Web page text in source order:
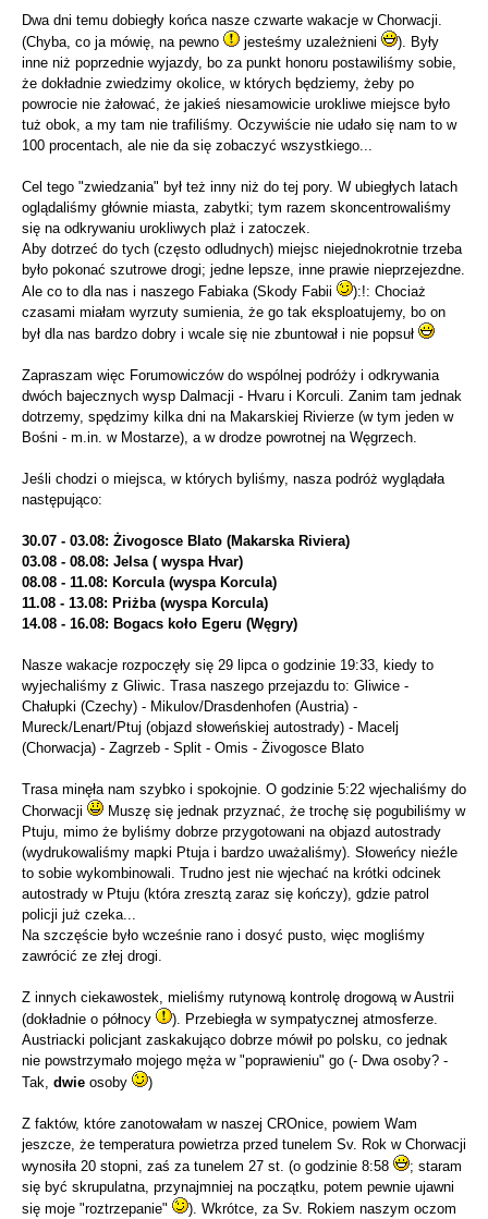
Dwa dni temu dobiegły końca nasze czwarte wakacje w Chorwacji.
(Chyba, co ja mówię, na pewno
jesteśmy uzależnieni
). Były
inne niż poprzednie wyjazdy, bo za punkt honoru postawiliśmy sobie,
że dokładnie zwiedzimy okolice, w których będziemy, żeby po
powrocie nie żałować, że jakieś niesamowicie urokliwe miejsce było
tuż obok, a my tam nie trafiliśmy. Oczywiście nie udało się nam to w
100 procentach, ale nie da się zobaczyć wszystkiego...
Cel tego "zwiedzania" był też inny niż do tej pory. W ubiegłych latach
oglądaliśmy głównie miasta, zabytki; tym razem skoncentrowaliśmy
się na odkrywaniu urokliwych plaż i zatoczek.
Aby dotrzeć do tych (często odludnych) miejsc niejednokrotnie trzeba
było pokonać szutrowe drogi; jedne lepsze, inne prawie nieprzejezdne.
Ale co to dla nas i naszego Fabiaka (Skody Fabii
):!: Chociaż
czasami miałam wyrzuty sumienia, że go tak eksploatujemy, bo on
był dla nas bardzo dobry i wcale się nie zbuntował i nie popsuł
Zapraszam więc Forumowiczów do wspólnej podróży i odkrywania
dwóch bajecznych wysp Dalmacji - Hvaru i Korculi. Zanim tam jednak
dotrzemy, spędzimy kilka dni na Makarskiej Rivierze (w tym jeden w
Bośni - m.in. w Mostarze), a w drodze powrotnej na Węgrzech.
Jeśli chodzi o miejsca, w których byliśmy, nasza podróż wyglądała
następująco:
30.07 - 03.08: Żivogosce Blato (Makarska Riviera)
03.08 - 08.08: Jelsa ( wyspa Hvar)
08.08 - 11.08: Korcula (wyspa Korcula)
11.08 - 13.08: Priżba (wyspa Korcula)
14.08 - 16.08: Bogacs koło Egeru (Węgry)
Nasze wakacje rozpoczęły się 29 lipca o godzinie 19:33, kiedy to
wyjechaliśmy z Gliwic. Trasa naszego przejazdu to: Gliwice -
Chałupki (Czechy) - Mikulov/Drasdenhofen (Austria) -
Mureck/Lenart/Ptuj (objazd słoweńskiej autostrady) - Macelj
(Chorwacja) - Zagrzeb - Split - Omis - Żivogosce Blato
Trasa minęła nam szybko i spokojnie. O godzinie 5:22 wjechaliśmy do
Chorwacji
Muszę się jednak przyznać, że trochę się pogubiliśmy w
Ptuju, mimo że byliśmy dobrze przygotowani na objazd autostrady
(wydrukowaliśmy mapki Ptuja i bardzo uważaliśmy). Słoweńcy nieźle
to sobie wykombinowali. Trudno jest nie wjechać na krótki odcinek
autostrady w Ptuju (która zresztą zaraz się kończy), gdzie patrol
policji już czeka...
Na szczęście było wcześnie rano i dosyć pusto, więc mogliśmy
zawrócić ze złej drogi.
Z innych ciekawostek, mieliśmy rutynową kontrolę drogową w Austrii
(dokładnie o północy
). Przebiegła w sympatycznej atmosferze.
Austriacki policjant zaskakująco dobrze mówił po polsku, co jednak
nie powstrzymało mojego męża w "poprawieniu" go (- Dwa osoby? -
Tak, dwie osoby )
Z faktów, które zanotowałam w naszej CROnice, powiem Wam
jeszcze, że temperatura powietrza przed tunelem Sv. Rok w Chorwacji
wynosiła 20 stopni, zaś za tunelem 27 st. (o godzinie 8:58
; staram
się być skrupulatna, przynajmniej na początku, potem pewnie ujawni
się moje "roztrzepanie"
). Wkrótce, za Sv. Rokiem naszym oczom